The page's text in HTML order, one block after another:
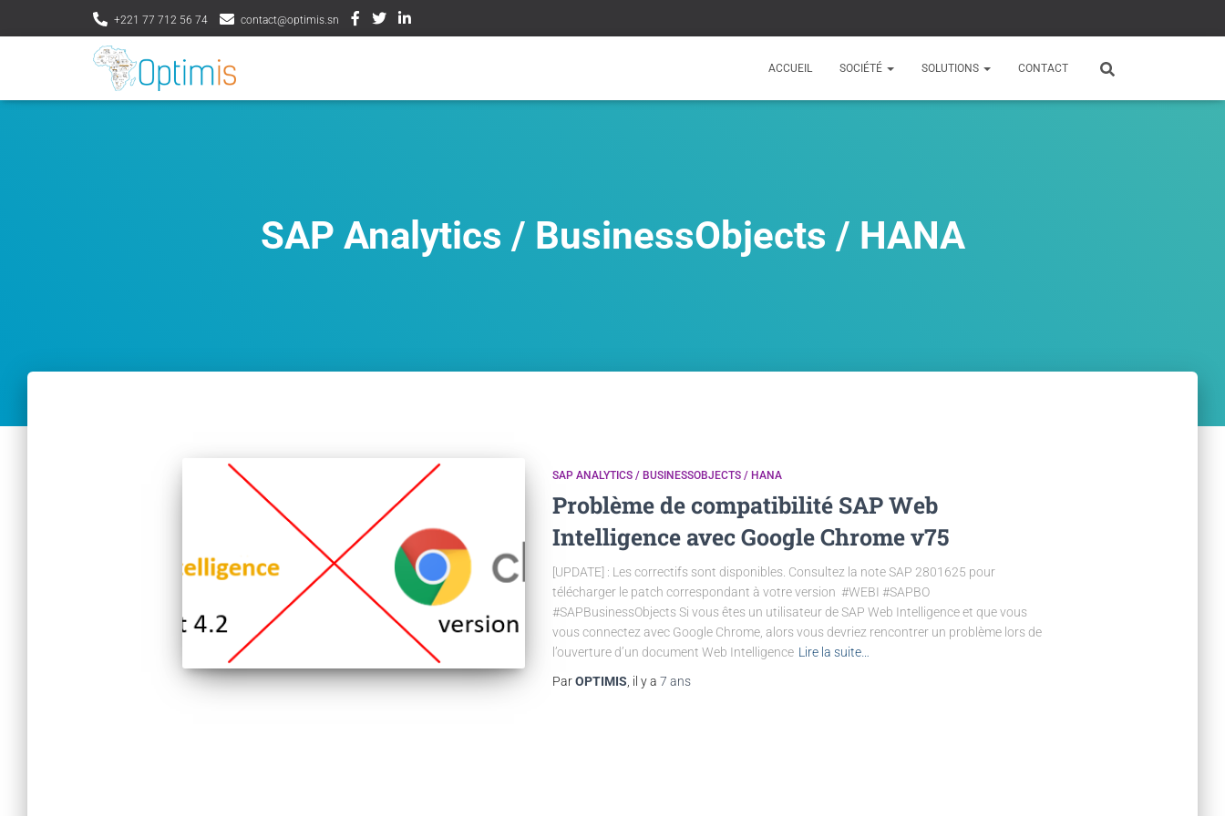
+221 77 712 56 74 contact@optimis.sn
ACCUEIL SOCIÉTÉ SOLUTIONS CONTACT
SAP Analytics / BusinessObjects / HANA
SAP ANALYTICS / BUSINESSOBJECTS / HANA
Problème de compatibilité SAP Web
Intelligence avec Google Chrome v75
[UPDATE] : Les correctifs sont disponibles. Consultez la note SAP 2801625 pour
télécharger le patch correspondant à votre version #WEBI #SAPBO
#SAPBusinessObjects Si vous êtes un utilisateur de SAP Web Intelligence et que vous
vous connectez avec Google Chrome, alors vous devriez rencontrer un problème lors de
l’ouverture d’un document Web Intelligence Lire la suite…
ParOPTIMIS , il y a 7 ans